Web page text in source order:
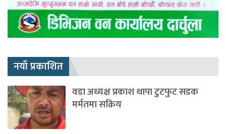
नयाँ प्रकाशित
वडा अध्यक्ष प्रकाश थापा टुटफुट सडक
मर्मतमा सक्रिय